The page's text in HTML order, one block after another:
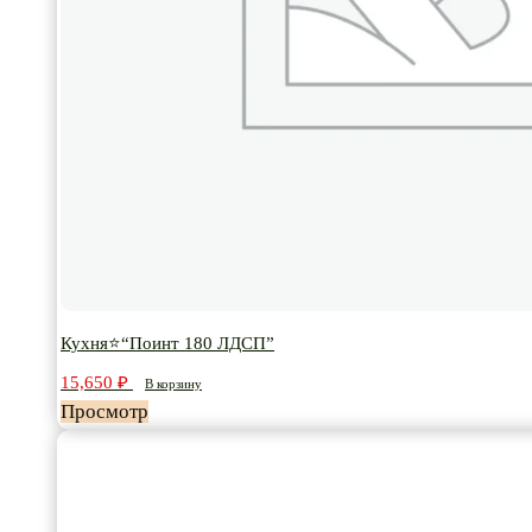
Кухня⭐“Поинт 180 ЛДСП”
15,650 ₽ В корзину
Просмотр